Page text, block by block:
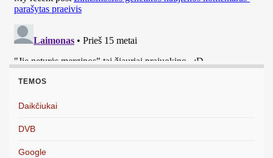
TEMOS
Daikčiukai
DVB
Google